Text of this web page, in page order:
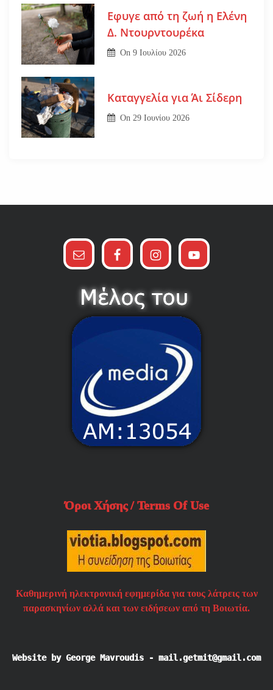
Εφυγε από τη ζωή η Ελένη
Δ. Ντουρντουρέκα
On9 Ιουλίου 2026
Καταγγελία για Άι Σίδερη
On 29 Ιουνίου 2026
Όροι Χήσης / Terms Of Use
Καθημερινή ηλεκτρονική εφημερίδα για τους λάτρεις των
παρασκηνίων αλλά και των ειδήσεων από τη Βοιωτία.
Website by George Mavroudis - mail.getmit@gmail.com